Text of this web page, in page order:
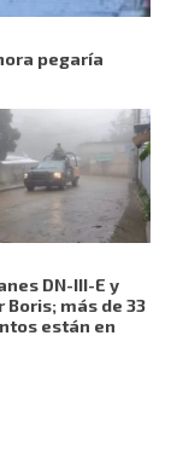
pegaría
DN-III-E y
Boris; más de 33
están en